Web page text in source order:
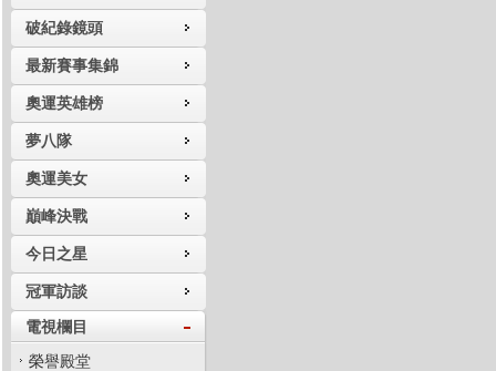
破紀錄鏡頭
最新賽事集錦
奧運英雄榜
夢八隊
奧運美女
巔峰決戰
今日之星
冠軍訪談
電視欄目
榮譽殿堂